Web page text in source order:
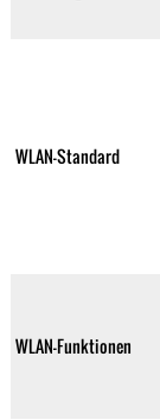
WLAN-Standard
WLAN-Funktionen